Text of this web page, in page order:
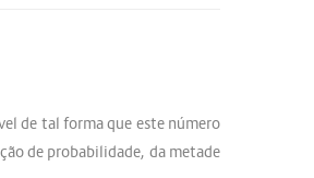
de tal forma que este número
de probabilidade, da metade